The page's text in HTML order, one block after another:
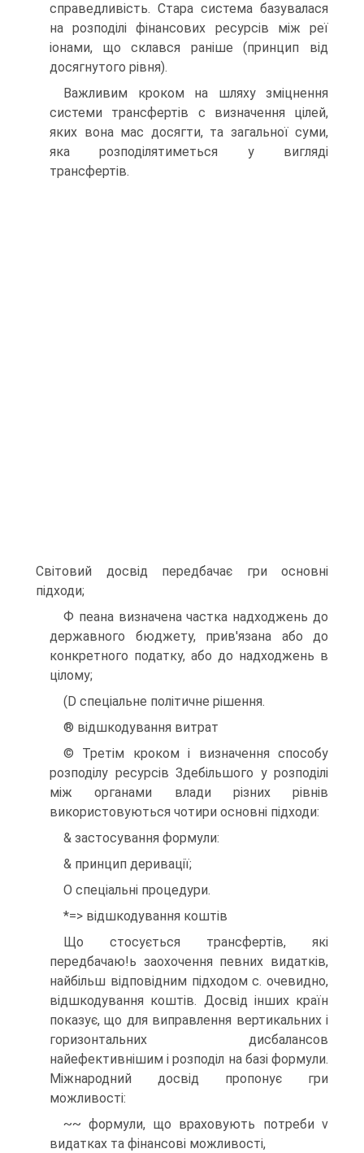
справедливість. Стара система базувалася
на розподілі фінансових ресурсів між реї
іонами, що склався раніше (принцип від
досягнутого рівня).
Важливим кроком на шляху зміцнення
системи трансфертів с визначення цілей,
яких вона мас досягти, та загальної суми,
яка розподілятиметься у вигляді
трансфертів.
Світовий досвід передбачає гри основні
підходи;
Ф пеана визначена частка надходжень до
державного бюджету, прив'язана або до
конкретного податку, або до надходжень в
цілому;
(D спеціальне політичне рішення.
® відшкодування витрат
© Третім кроком і визначення способу
розподілу ресурсів Здебільшого у розподілі
між органами влади різних рівнів
використовуються чотири основні підходи:
& застосування формули:
& принцип деривації;
О спеціальні процедури.
*=> відшкодування коштів
Що стосується трансфертів, які
передбачаю!ь заохочення певних видатків,
найбільш відповідним підходом с. очевидно,
відшкодування коштів. Досвід інших країн
показує, що для виправлення вертикальних і
горизонтальних дисбалансов
найефективнішим і розподіл на базі формули.
Міжнародний досвід пропонує гри
можливості:
~~ формули, що враховують потреби v
видатках та фінансові можливості,